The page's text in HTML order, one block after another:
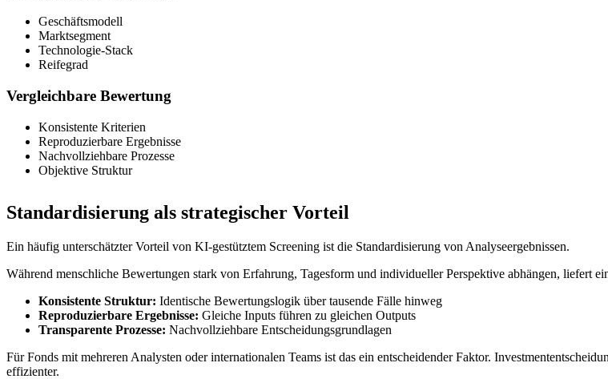
Geschäftsmodell
Marktsegment
Technologie-Stack
Reifegrad
Vergleichbare Bewertung
Konsistente Kriterien
Reproduzierbare Ergebnisse
Nachvollziehbare Prozesse
Objektive Struktur
Standardisierung als strategischer Vorteil
Ein häufig unterschätzter Vorteil von KI-gestütztem Screening ist die Standardisierung von Analyseergebnissen.
Während menschliche Bewertungen stark von Erfahrung, Tagesform und individueller Perspektive abhängen, liefert
Konsistente Struktur: Identische Bewertungslogik über tausende Fälle hinweg
Reproduzierbare Ergebnisse: Gleiche Inputs führen zu gleichen Outputs
Transparente Prozesse: Nachvollziehbare Entscheidungsgrundlagen
Für Fonds mit mehreren Analysten oder internationalen Teams ist das ein entscheidender Faktor.
effizienter.